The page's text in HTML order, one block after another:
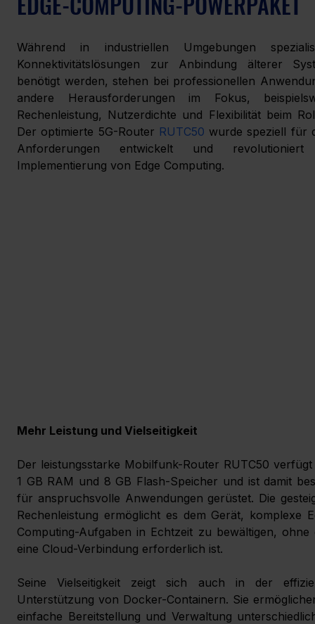
Während in industriellen Umgebungen
Konnektivitätslösungen zur Anbindung älterer
benötigt werden, stehen bei professionellen
andere Herausforderungen im Fokus,
Rechenleistung, Nutzerdichte und Flexibilität beim
Der optimierte 5G-Router RUTC50 wurde speziell für
Anforderungen entwickelt und
Implementierung von Edge Computing.
Mehr Leistung und Vielseitigkeit
Der leistungsstarke Mobilfunk-Router RUTC50
1 GB RAM und 8 GB Flash-Speicher und ist damit
für anspruchsvolle Anwendungen gerüstet. Die
Rechenleistung ermöglicht es dem Gerät, komplexe
Computing-Aufgaben in Echtzeit zu bewältigen, ohne
eine Cloud-Verbindung erforderlich ist.
Seine Vielseitigkeit zeigt sich auch in der
Unterstützung von Docker-Containern. Sie
einfache Bereitstellung und Verwaltung